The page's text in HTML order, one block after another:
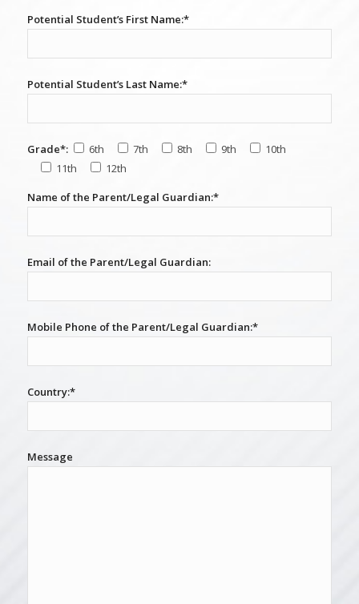
Potential Student’s First Name:*
Potential Student’s Last Name:*
Grade*: 6th 7th 8th 9th
10th
11th
12th
Name of the Parent/Legal Guardian:*
Email of the Parent/Legal Guardian:
Mobile Phone of the Parent/Legal Guardian:*
Country:*
Message